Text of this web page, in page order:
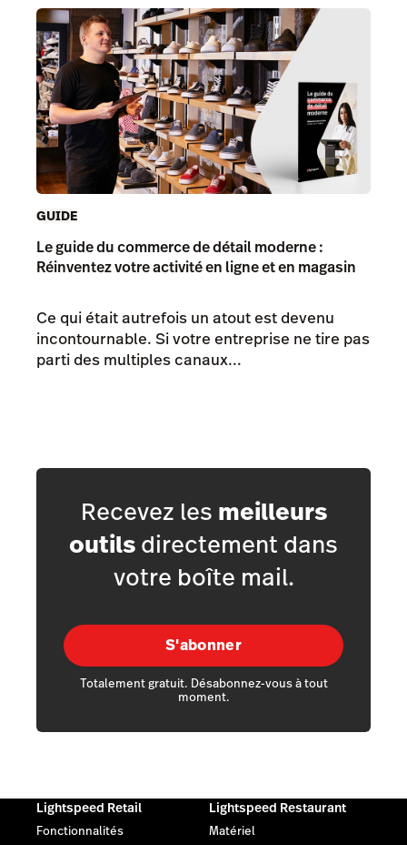
GUIDE
Le guide du commerce de détail moderne :
Réinventez votre activité en ligne et en magasin
Ce qui était autrefois un atout est devenu
incontournable. Si votre entreprise ne tire pas
parti des multiples canaux...
Recevez les meilleurs
outilsdirectement dans
votre boîte mail.
S'abonner
Totalement gratuit. Désabonnez-vous à tout
moment.
Lightspeed Retail
Fonctionnalités
Lightspeed Restaurant
Matériel